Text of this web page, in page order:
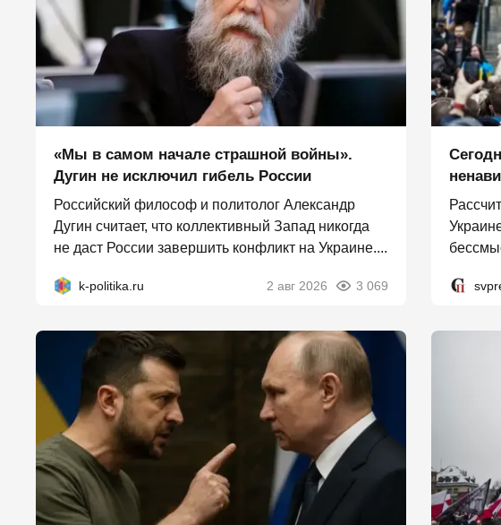
«Мы в самом начале страшной войны».
Дугин не исключил гибель России
Российский философ и политолог Александр
Дугин считает, что коллективный Запад никогда
не даст России завершить конфликт на Украине....
k-politika.ru 2 авг 2026 3 069